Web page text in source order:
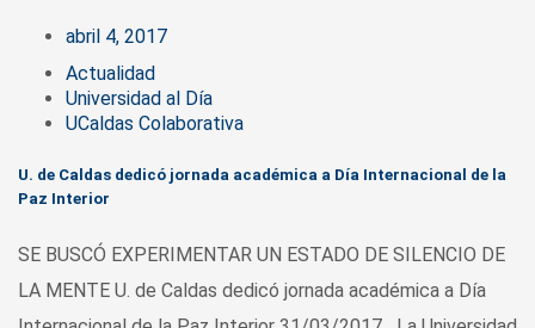
abril 4, 2017
Actualidad
Universidad al Día
UCaldas Colaborativa
U. de Caldas dedicó jornada académica a Día Internacional de la
Paz Interior
SE BUSCÓ EXPERIMENTAR UN ESTADO DE SILENCIO DE
LA MENTE U. de Caldas dedicó jornada académica a Día